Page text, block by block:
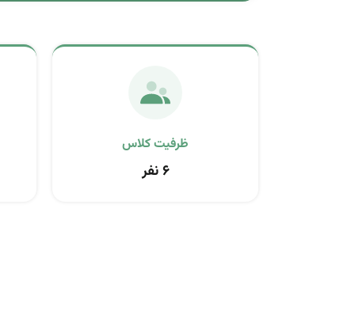
ظرفیت کلاس
۶ نفر